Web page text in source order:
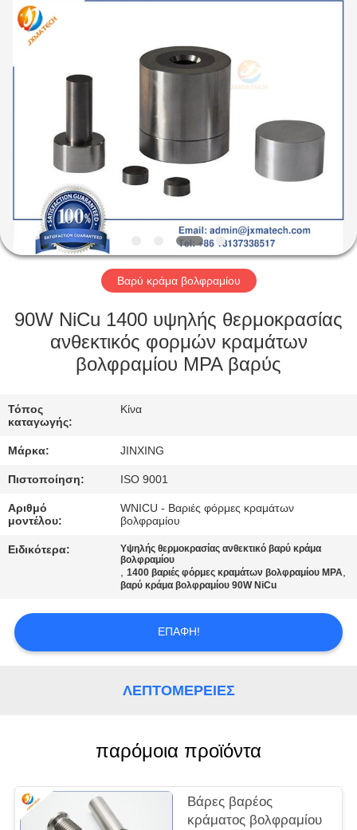
ΠΡΟΪΌΝΤΑ
ΠΕΡΊΠΟΥ
ΕΜΕΊΣ
ΓΎΡΟΣ
ΕΡΓΟΣΤΑΣΊΩΝ
ΕΠΑΦΉ
ΜΕ
ΕΙΔΉΣΕΙΣ
ΠΕΡΙΠΤΏΣΕΙΣ
ΈΝΑ
ΑΠΌΣΠΑΣΜΑ
PRIVACY
Rights
Reserved.
Developed
ECER
Βαρύ κράμα βολφραμίου
90W NiCu 1400 υψηλής θερμοκρασίας
ανθεκτικός φορμών κραμάτων
βολφραμίου MPA βαρύς
Τόπος
καταγωγής:
Κίνα
Μάρκα: JINXING
Πιστοποίηση: ISO 9001
Αριθμό
μοντέλου:
WNICU - Βαριές φόρμες κραμάτων
βολφραμίου
Ειδικότερα:
Υψηλής θερμοκρασίας ανθεκτικό βαρύ κράμα
βολφραμίου
,1400 βαριές φόρμες κραμάτων βολφραμίου MPA,
βαρύ κράμα βολφραμίου 90W NiCu
ΕΠΑΦΉ!
ΛΕΠΤΟΜΈΡΕΙΕΣ
παρόμοια προϊόντα
Βάρες βαρέος
κράματος βολφραμίου